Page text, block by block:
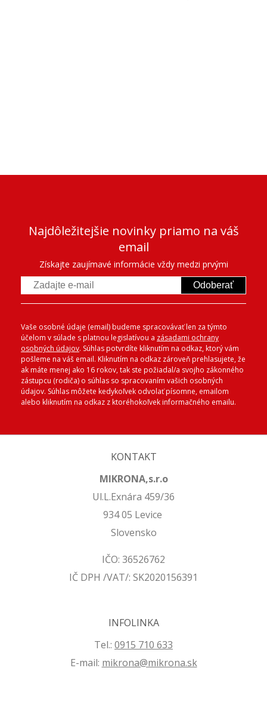
Najdôležitejšie novinky priamo na váš
email
Získajte zaujímavé informácie vždy medzi prvými
Odoberať
Vaše osobné údaje (email) budeme spracovávať len za týmto
účelom v súlade s platnou legislatívou a zásadami ochrany
osobných údajov. Súhlas potvrdíte kliknutím na odkaz, ktorý vám
pošleme na váš email. Kliknutím na odkaz zároveň prehlasujete, že
ak máte menej ako 16 rokov, tak ste požiadal/a svojho zákonného
zástupcu (rodiča) o súhlas so spracovaním vašich osobných
údajov. Súhlas môžete kedykoľvek odvolať písomne, emailom
alebo kliknutím na odkaz z ktoréhokoľvek informačného emailu.
KONTAKT
MIKRONA,s.r.o
Ul.L.Exnára 459/36
934 05 Levice
Slovensko
IČO: 36526762
IČ DPH /VAT/: SK2020156391
INFOLINKA
Tel.: 0915 710 633
E-mail: mikrona@mikrona.sk